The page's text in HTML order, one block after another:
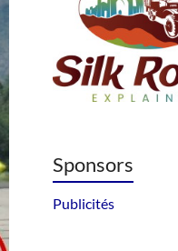
Sponsors
Publicités